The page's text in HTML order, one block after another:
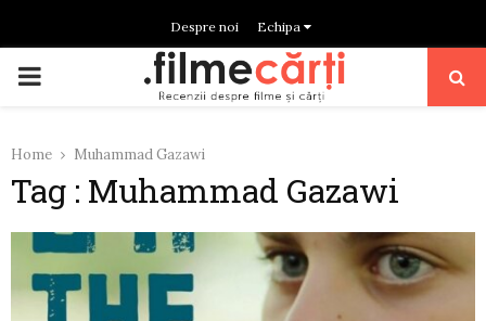
Despre noi Echipa
PRIMARY
Home Muhammad Gazawi
Tag : Muhammad Gazawi